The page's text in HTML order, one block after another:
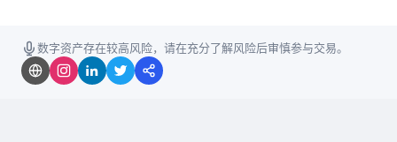
数字资产存在较高风险，请在充分了解风险后审慎参与交易。